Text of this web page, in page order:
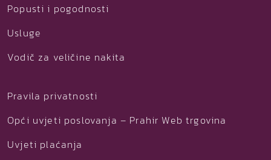
Popusti i pogodnosti
Usluge
Vodič za veličine nakita
Pravila privatnosti
Opći uvjeti poslovanja – Prahir Web trgovina
Uvjeti plaćanja